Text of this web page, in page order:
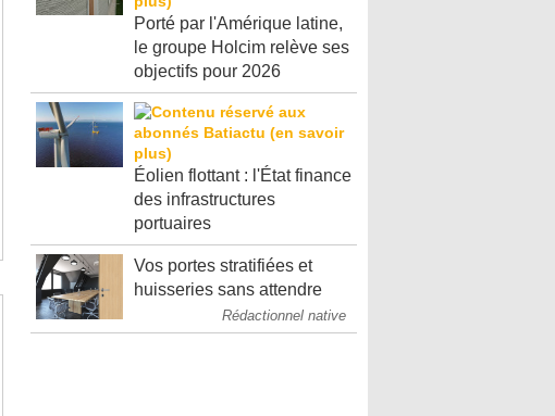
Porté par l'Amérique latine,
le groupe Holcim relève ses
objectifs pour 2026
Éolien flottant : l'État finance
des infrastructures
portuaires
Vos portes stratifiées et
huisseries sans attendre
Rédactionnel native